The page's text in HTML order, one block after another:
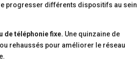
progresser différents dispositifs au sein
de téléphonie fixe. Une quinzaine de
rehaussés pour améliorer le réseau